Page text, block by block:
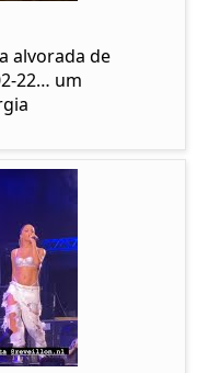
alvorada de
22… um